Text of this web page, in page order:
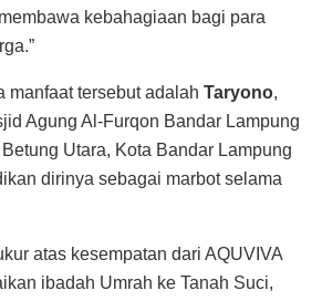
kebahagiaan bagi para
manfaat tersebut adalah Taryono,
Agung Al-Furqon Bandar Lampung
Utara, Kota Bandar Lampung
dirinya sebagai marbot selama
atas kesempatan dari AQUVIVA
ibadah Umrah ke Tanah Suci,